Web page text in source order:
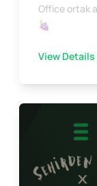
Office ortak
🍇
View Details